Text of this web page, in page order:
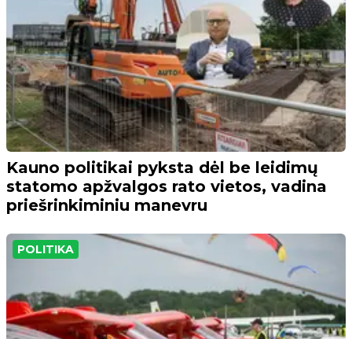
Kauno politikai pyksta dėl be leidimų
statomo apžvalgos rato vietos, vadina
priešrinkiminiu manevru
POLITIKA